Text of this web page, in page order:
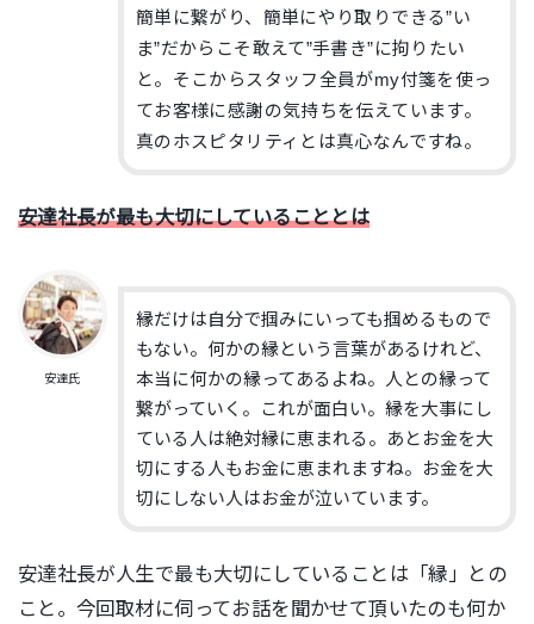
簡単に繋がり、簡単にやり取りできる”い
ま”だからこそ敢えて”手書き”に拘りたい
と。そこからスタッフ全員がmy付箋を使っ
てお客様に感謝の気持ちを伝えています。
真のホスピタリティとは真心なんですね。
安達社長が最も大切にしていることとは
安達氏
縁だけは自分で掴みにいっても掴めるもので
もない。何かの縁という言葉があるけれど、
本当に何かの縁ってあるよね。人との縁って
繋がっていく。これが面白い。縁を大事にし
ている人は絶対縁に恵まれる。あとお金を大
切にする人もお金に恵まれますね。お金を大
切にしない人はお金が泣いています。
安達社長が人生で最も大切にしていることは「縁」との
こと。今回取材に伺ってお話を聞かせて頂いたのも何か